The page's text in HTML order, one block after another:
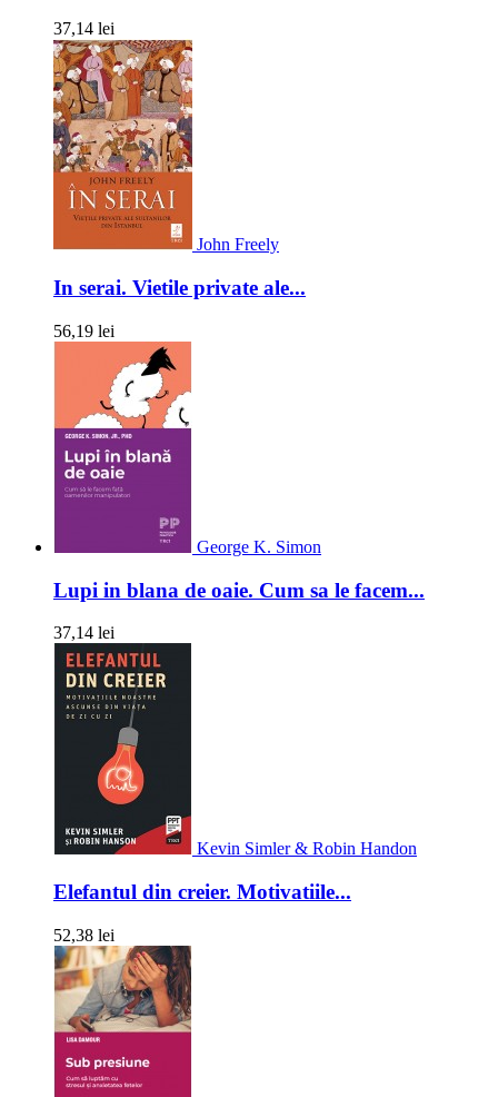
37,14 lei
John Freely
In serai. Vietile private ale...
56,19 lei
George K. Simon
Lupi in blana de oaie. Cum sa le facem...
37,14 lei
Kevin Simler & Robin Handon
Elefantul din creier. Motivatiile...
52,38 lei